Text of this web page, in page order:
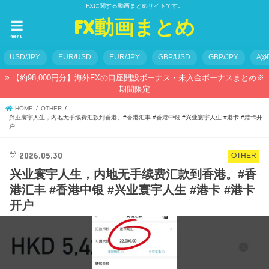
FXに関する動画まとめサイトです。
FX動画まとめ
menu
USD/JPY EUR/USD EUR/JPY GBP/USD GBP/JPY
【約98,000円分】海外FXの口座開設ボーナス・未入金ボーナスまとめ※
期間限定
HOME
OTHER
兴业寰宇人生，内地无手续费汇款到香港。#香港汇丰 #香港中银 #兴业寰宇人生 #港卡 #港卡开
户
OTHER
2026.05.30
兴业寰宇人生，内地无手续费汇款到香港。#香
港汇丰 #香港中银 #兴业寰宇人生 #港卡 #港卡
开户